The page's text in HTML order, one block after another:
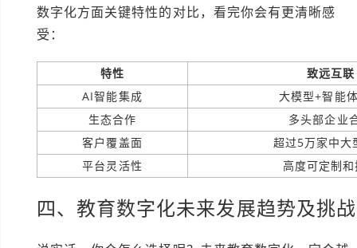
数字化方面关键特性的对比，看完你会有更清晰感
受：
特性
致远互联
AI智能集成
大模型+智能
生态合作
多头部企业
客户覆盖面
超过5万家中大
平台灵活性
高度可定制
四、教育数字化未来发展趋势及挑战